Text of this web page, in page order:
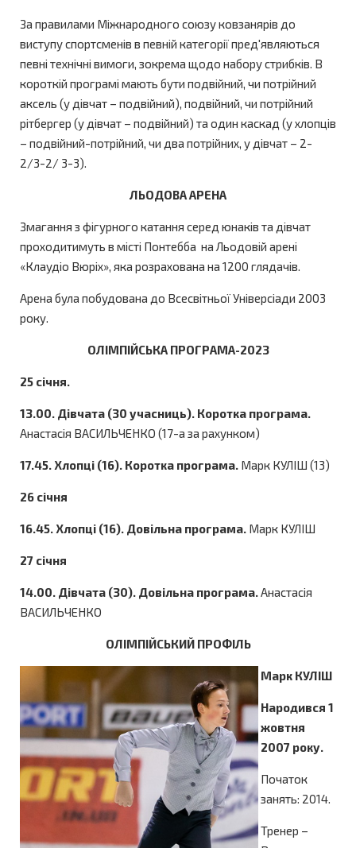
За правилами Міжнародного союзу ковзанярів до
виступу спортсменів в певній категорії пред'являються
певні технічні вимоги, зокрема щодо набору стрибків. В
короткій програмі мають бути подвійний, чи потрійний
аксель (у дівчат – подвійний), подвійний, чи потрійний
рітбергер (у дівчат – подвійний) та один каскад (у хлопців
– подвійний-потрійний, чи два потрійних, у дівчат – 2-
2/3-2/ 3-3).
ЛЬОДОВА АРЕНА
Змагання з фігурного катання серед юнаків та дівчат
проходитимуть в місті Понтебба на Льодовій арені
«Клаудіо Вюріх», яка розрахована на 1200 глядачів.
Арена була побудована до Всесвітньої Універсіади 2003
року.
ОЛІМПІЙСЬКА ПРОГРАМА-2023
25 січня.
13.00. Дівчата (30 учасниць). Коротка програма.
Анастасія ВАСИЛЬЧЕНКО (17-а за рахунком)
17.45. Хлопці (16). Коротка програма. Марк КУЛІШ (13)
26 січня
16.45. Хлопці (16). Довільна програма. Марк КУЛІШ
27 січня
14.00. Дівчата (30). Довільна програма.Анастасія
ВАСИЛЬЧЕНКО
ОЛІМПІЙСЬКИЙ ПРОФІЛЬ
Марк КУЛІШ
Народився 1
жовтня
2007 року.
Початок
занять: 2014.
Тренер –